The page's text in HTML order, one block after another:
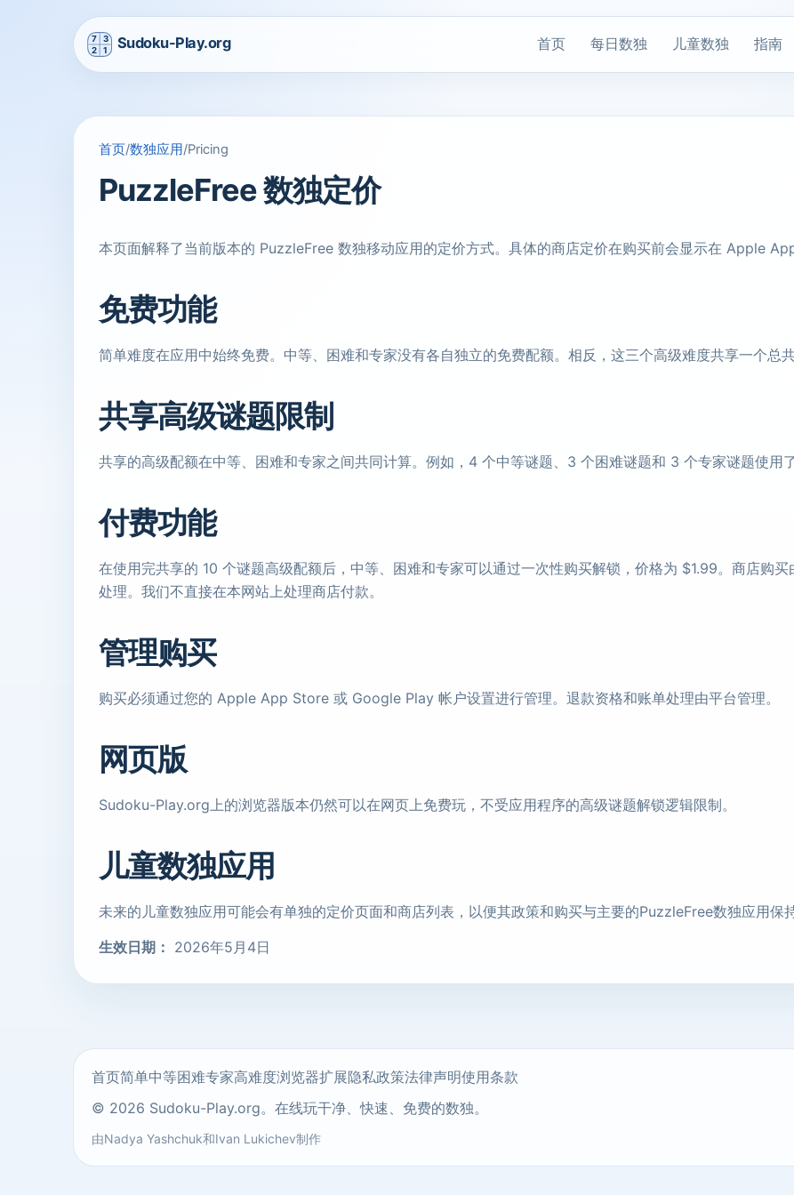
首页 每日数独 儿童数独 指南
首页/数独应用/Pricing
PuzzleFree 数独定价
本页面解释了当前版本的 PuzzleFree 数独移动应用的定价方式。具体的商店定价在购买前会显示在 Apple
免费功能
简单难度在应用中始终免费。中等、困难和专家没有各自独立的免费配额。相反，这三个高级难度共享一个总
共享高级谜题限制
共享的高级配额在中等、困难和专家之间共同计算。例如，4 个中等谜题、3 个困难谜题和 3 个专家谜题使用
付费功能
在使用完共享的 10 个谜题高级配额后，中等、困难和专家可以通过一次性购买解锁，价格为 $1.99。商店购
处理。我们不直接在本网站上处理商店付款。
管理购买
购买必须通过您的 Apple App Store 或 Google Play 帐户设置进行管理。退款资格和账单处理由平台管理。
网页版
Sudoku-Play.org上的浏览器版本仍然可以在网页上免费玩，不受应用程序的高级谜题解锁逻辑限制。
儿童数独应用
未来的儿童数独应用可能会有单独的定价页面和商店列表，以便其政策和购买与主要的PuzzleFree数独应用保
生效日期： 2026年5月4日
首页简单中等困难专家高难度浏览器扩展隐私政策法律声明使用条款
© 2026 Sudoku-Play.org。在线玩干净、快速、免费的数独。
由Nadya Yashchuk和Ivan Lukichev制作